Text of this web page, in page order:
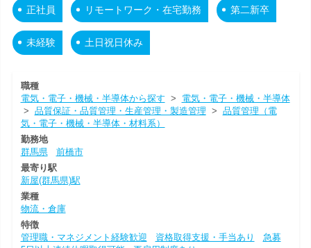
正社員 リモートワーク・在宅勤務 第二新卒
未経験 土日祝日休み
職種
電気・電子・機械・半導体から探す > 電気・電子・機械・半導体
> 品質保証・品質管理・生産管理・製造管理 > 品質管理（電
気・電子・機械・半導体・材料系）
勤務地
群馬県
前橋市
最寄り駅
新屋(群馬県)駅
業種
物流・倉庫
特徴
管理職・マネジメント経験歓迎
資格取得支援・手当あり
急募